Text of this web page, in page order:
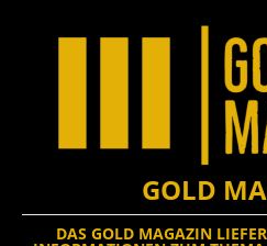
GOLD
DAS GOLD MAGAZIN